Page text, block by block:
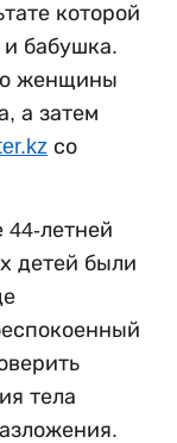
которой
и бабушка.
женщины
а затем
со
44-летней
детей были
тела